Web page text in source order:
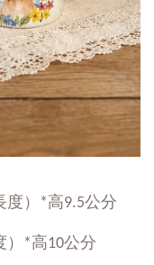
度）*高9.5公分
）*高10公分